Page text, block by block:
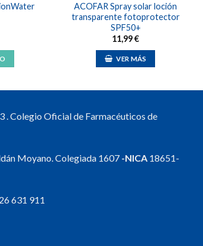
ACOFAR Spray solar loción
transparente fotoprotector
SPF50+
11,99€
VER MÁS
. Colegio Oficial de Farmacéuticos de
Moyano. Colegiada 1607 -NICA 18651-
631 911